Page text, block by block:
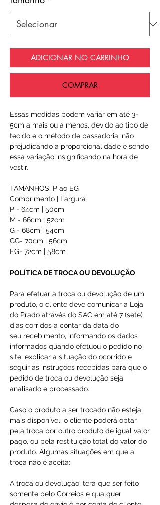
ADICIONAR NO CARRINHO
COMPRAR
Essas medidas podem variar em até 3-
5cm a mais ou a menos, devido ao tipo de
tecido e o método de passadoria, não
prejudicando a proporcionalidade e sendo
essa variação insignificando na hora de
vestir.
TAMANHOS: P ao EG
Comprimento | Largura
P - 64cm | 50cm
M - 66cm | 52cm
G - 68cm | 54cm
GG- 70cm | 56cm
EG- 72cm | 58cm
POLÍTICA DE TROCA OU DEVOLUÇÃO
Para efetuar a troca ou devolução de um
produto, o cliente deve comunicar a Loja
do Prado através do SAC em até 7 (sete)
dias corridos a contar da data do
seu recebimento, informando os dados
informados quando efetuou o pedido no
site, explicar a situação do ocorrido e
seguir as instruções recebidas para que o
pedido de troca ou devolução seja
analisado e processado.
Caso o produto a ser trocado não esteja
mais disponível, o cliente poderá optar
pela troca por outro produto de igual valor
pago, ou pela restituição total do valor do
produto. Algumas situações em que a
troca não é aceita:
A troca ou devolução, terá que ser feito
somente pelo Correios e qualquer